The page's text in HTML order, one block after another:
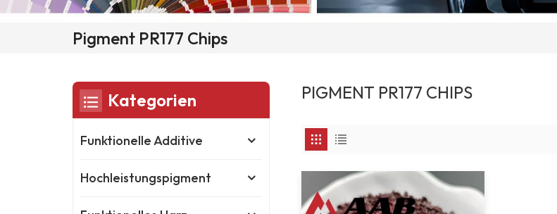
Pigment PR177 Chips
PIGMENT PR177 CHIPS
Kategorien
Funktionelle Additive
Hochleistungspigment